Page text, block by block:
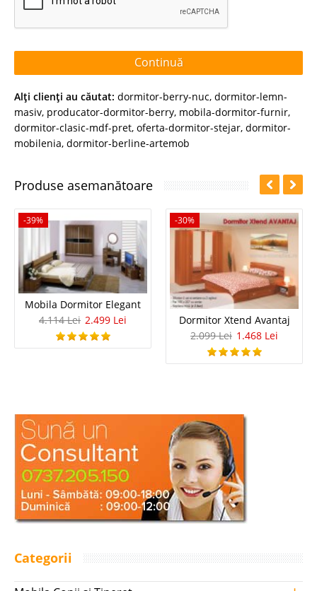
Continuă
Alţi clienţi au căutat: dormitor-berry-nuc, dormitor-lemn-
masiv, producator-dormitor-berry, mobila-dormitor-furnir,
dormitor-clasic-mdf-pret, oferta-dormitor-stejar, dormitor-
mobilenia, dormitor-berline-artemob
Produse asemanătoare
-39%
Mobila Dormitor Elegant
4.114 Lei 2.499 Lei
-30%
Dormitor Xtend Avantaj
2.099 Lei 1.468 Lei
Categorii